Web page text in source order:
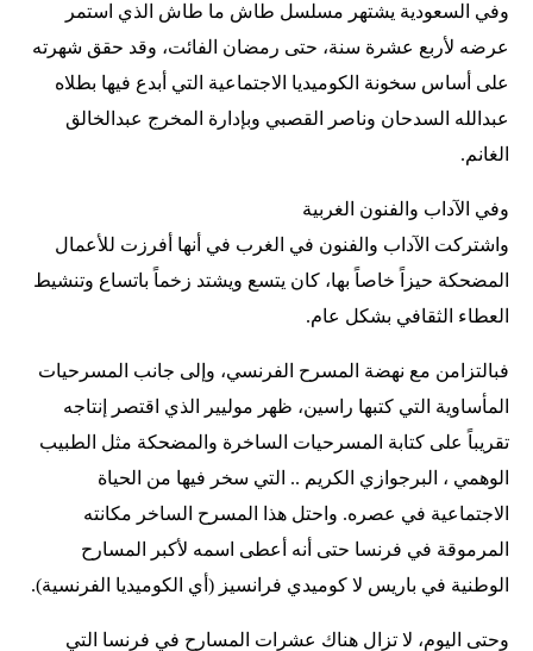
وفي السعودية يشتهر مسلسل طاش ما طاش الذي استمر
عرضه لأربع عشرة سنة، حتى رمضان الفائت، وقد حقق شهرته
على أساس سخونة الكوميديا الاجتماعية التي أبدع فيها بطلاه
عبدالله السدحان وناصر القصبي وبإدارة المخرج عبدالخالق
الغانم.
وفي الآداب والفنون الغربية
واشتركت الآداب والفنون في الغرب في أنها أفرزت للأعمال
المضحكة حيزاً خاصاً بها، كان يتسع ويشتد زخماً باتساع وتنشيط
العطاء الثقافي بشكل عام.
فبالتزامن مع نهضة المسرح الفرنسي، وإلى جانب المسرحيات
المأساوية التي كتبها راسين، ظهر موليير الذي اقتصر إنتاجه
تقريباً على كتابة المسرحيات الساخرة والمضحكة مثل الطبيب
الوهمي ، البرجوازي الكريم .. التي سخر فيها من الحياة
الاجتماعية في عصره. واحتل هذا المسرح الساخر مكانته
المرموقة في فرنسا حتى أنه أعطى اسمه لأكبر المسارح
الوطنية في باريس لا كوميدي فرانسيز (أي الكوميديا الفرنسية).
وحتى اليوم، لا تزال هناك عشرات المسارح في فرنسا التي